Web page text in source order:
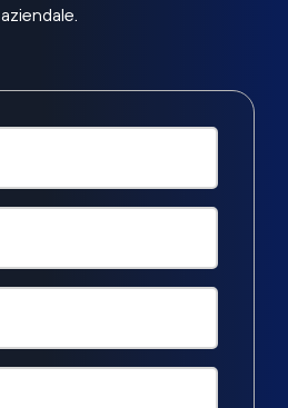
aziendale.